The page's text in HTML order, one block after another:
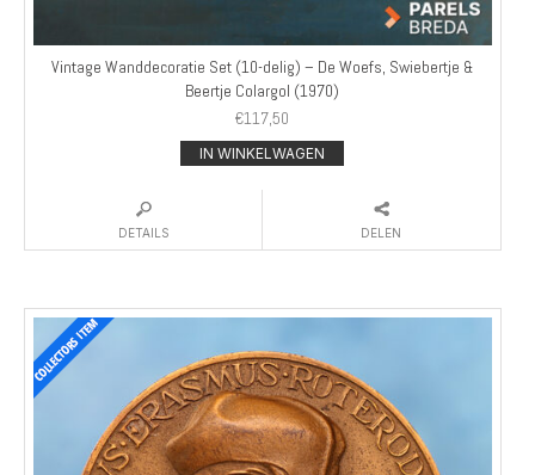
Vintage Wanddecoratie Set (10-delig) – De Woefs, Swiebertje &
Beertje Colargol (1970)
€117,50
IN WINKELWAGEN
DETAILS DELEN